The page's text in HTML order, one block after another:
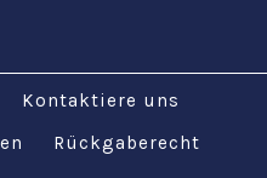
Kontaktiere uns
Rückgaberecht